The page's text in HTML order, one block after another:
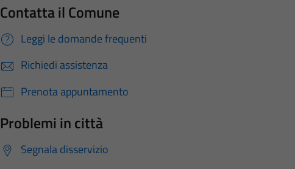
Contatta il Comune
Leggi le domande frequenti
Richiedi assistenza
Prenota appuntamento
Problemi in città
Segnala disservizio